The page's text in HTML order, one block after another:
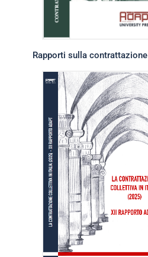
Rapporti sulla contrattazione